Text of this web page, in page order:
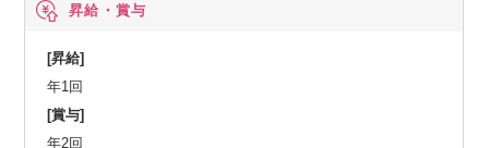
産休時の基本給補償等・保険金制度：死亡保険金、災害見舞
金、差額ベット保険金等・団体保険）■総合福祉団体定期保険
■健康診断の付加健診補助、インフルエンザ予防接種費用補助
昇給・賞与
[昇給]
年1回
[賞与]
年2回